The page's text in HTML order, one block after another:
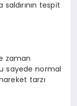
tespit
zaman
sayede normal
tarzı